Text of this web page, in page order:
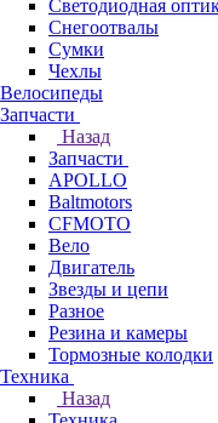
Светодиодная
Снегоотвалы
Сумки
Чехлы
Велосипеды
Запчасти
Назад
Запчасти
APOLLO
Baltmotors
CFMOTO
Вело
Двигатель
Звезды и цепи
Разное
Резина и камеры
Тормозные колодки
Техника
Назад